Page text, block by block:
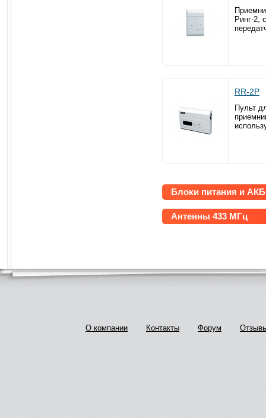
Ринг-2,
RR-2P
Пульт
Блоки питания и АКБ
Антенны 433 МГц
О компании Контакты Форум